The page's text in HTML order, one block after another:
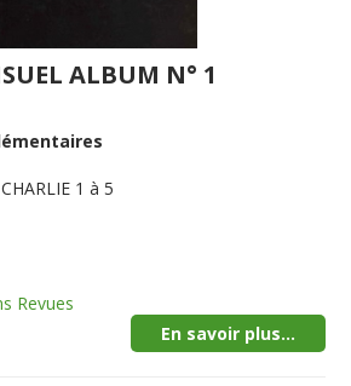
ALBUM N° 1
1 à 5
Revues
En savoir plus...